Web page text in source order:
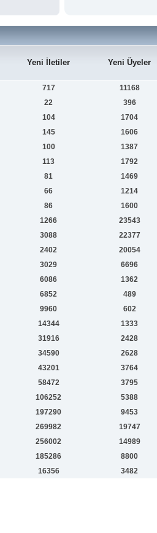
Yeni İletiler Yeni Üyeler
717 11168
22 396
104 1704
145 1606
100 1387
113 1792
81 1469
66 1214
86 1600
1266 23543
3088 22377
2402 20054
3029 6696
6086 1362
6852 489
9960 602
14344 1333
31916 2428
34590 2628
43201 3764
58472 3795
106252 5388
197290 9453
269982 19747
256002 14989
185286 8800
16356 3482